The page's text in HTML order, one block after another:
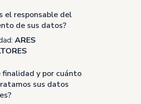
el responsable del
de sus datos?
ARES
finalidad y por cuánto
sus datos